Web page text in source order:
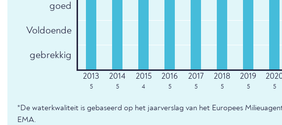
goed
Voldoende
gebrekkig
5 5 4 5 5 5 5 5
*De waterkwaliteit is gebaseerd op het jaarverslag van het Europees
EMA.